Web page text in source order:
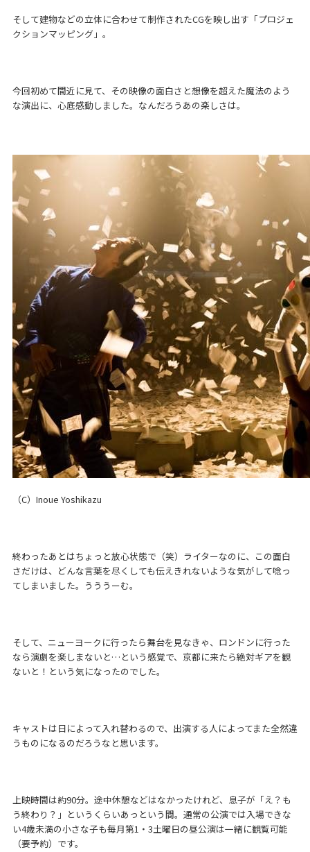
そして建物などの立体に合わせて制作されたCGを映し出す「プロジェ
クションマッピング」。
今回初めて間近に見て、その映像の面白さと想像を超えた魔法のよう
な演出に、心底感動しました。なんだろうあの楽しさは。
（C）Inoue Yoshikazu
終わったあとはちょっと放心状態で（笑）ライターなのに、この面白
さだけは、どんな言葉を尽くしても伝えきれないような気がして唸っ
てしまいました。うううーむ。
そして、ニューヨークに行ったら舞台を見なきゃ、ロンドンに行った
なら演劇を楽しまないと…という感覚で、京都に来たら絶対ギアを観
ないと！という気になったのでした。
キャストは日によって入れ替わるので、出演する人によってまた全然違
うものになるのだろうなと思います。
上映時間は約90分。途中休憩などはなかったけれど、息子が「え？も
う終わり？」というくらいあっという間。通常の公演では入場できな
い4歳未満の小さな子も毎月第1・3土曜日の昼公演は一緒に観覧可能
（要予約）です。